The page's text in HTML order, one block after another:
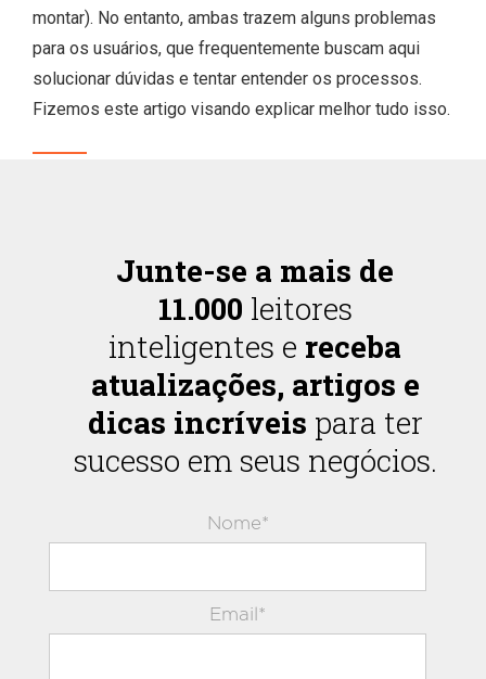
montar). No entanto, ambas trazem alguns problemas
para os usuários, que frequentemente buscam aqui
solucionar dúvidas e tentar entender os processos.
Fizemos este artigo visando explicar melhor tudo isso.
Junte-se a mais de
11.000 leitores
inteligentes e receba
atualizações, artigos e
dicas incríveis para ter
sucesso em seus negócios.
Nome*
Email*